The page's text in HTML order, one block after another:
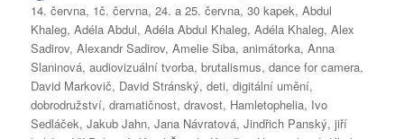
14. června, 1č. června,24. a 25. června,30 kapek,Abdul
Khaleg,Adéla Abdul,Adéla Abdul Khaleg,Adéla Khaleg,Alex
Sadirov,Alexandr Sadirov,Amelie Siba,animátorka,Anna
Slaninová,audiovizuální tvorba,brutalismus,dance for camera,
David Markovič, David Stránský,deti,digitální umění,
dobrodružství,dramatičnost,dravost, Hamletophelia, Ivo
Sedláček,Jakub Jahn,Jana Návratová,Jindřich Panský,jiří